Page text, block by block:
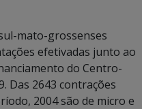
mato-grossenses
efetivadas junto ao
do Centro-
Das 2643 contrações
2004 são de micro e